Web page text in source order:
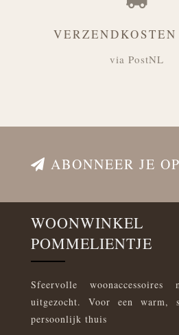
via PostNL
ABONNEER JE
WOONWINKEL
POMMELIENTJE
Sfeervolle
uitgezocht. Voor een warm,
persoonlijk thuis